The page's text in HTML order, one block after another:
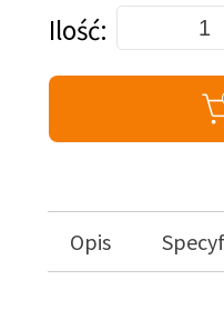
Dodaj do koszyka
Ilość
Opis